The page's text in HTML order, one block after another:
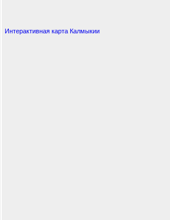
Интерактивная карта Калмыкии